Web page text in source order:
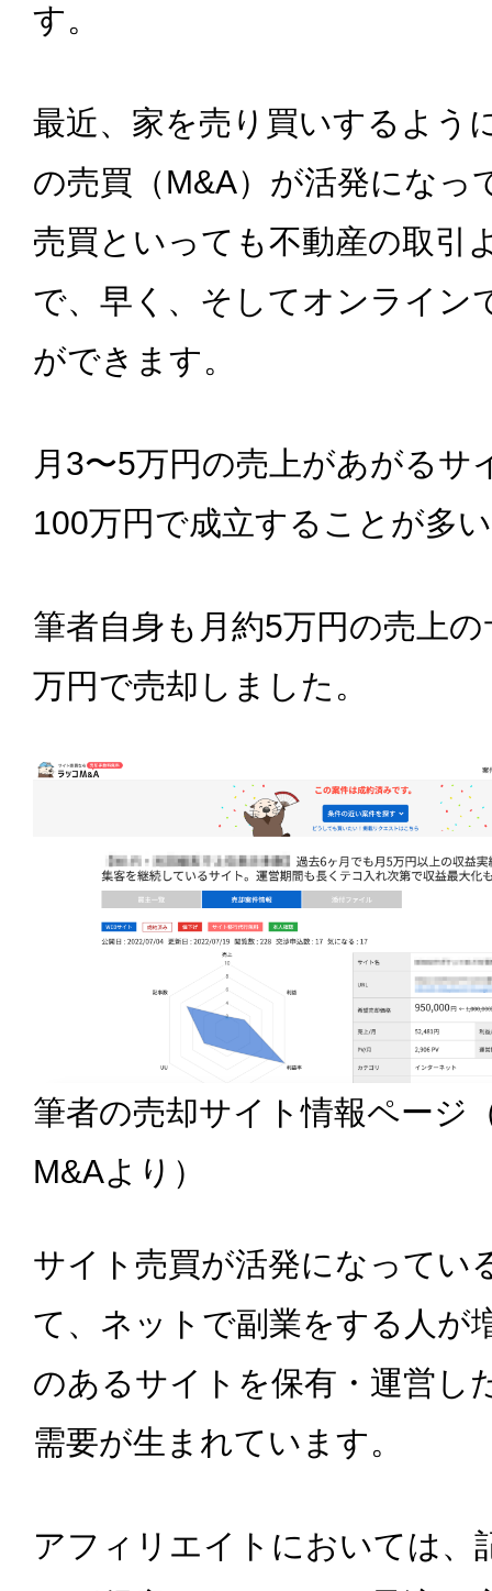
す。
最近、家を売り買いするよう
の売買（M&A）が活発になっ
売買といっても不動産の取引
で、早く、そしてオンライン
ができます。
月3〜5万円の売上があがるサ
100万円で成立することが多
筆者自身も月約5万円の売上
万円で売却しました。
筆者の売却サイト情報ページ
M&Aより）
サイト売買が活発になってい
て、ネットで副業をする人が
のあるサイトを保有・運営し
需要が生まれています。
アフィリエイトにおいては、